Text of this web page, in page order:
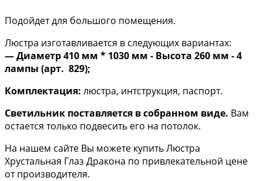
Подойдет для большого помещения.
Люстра изготавливается в следующих вариантах:
— Диаметр 410 мм * 1030​ мм - Высота 260 мм - 4
лампы (арт. 829);
Комплектация: люстра, интструкция, паспорт.
Светильник поставляется в собранном виде. Вам
остается только подвесить его на потолок.
На нашем сайте Вы можете купить Люстра
Хрустальная Глаз Дракона по привлекательной цене
от производителя.